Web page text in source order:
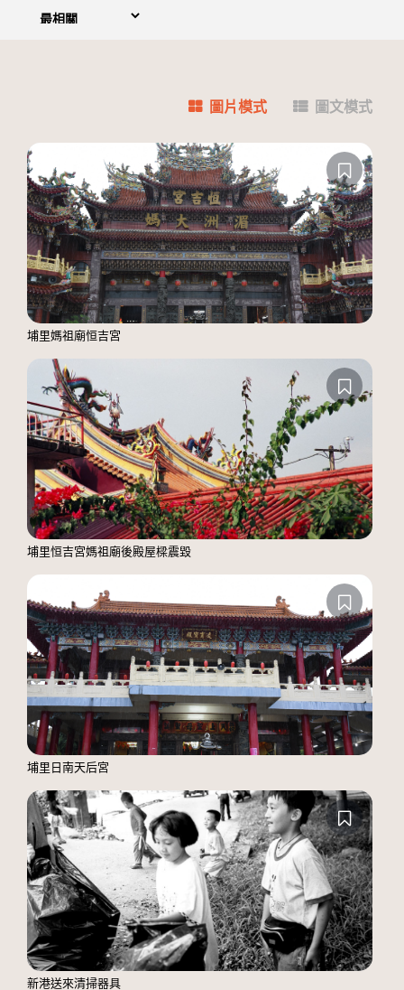
圖片模式 圖文模式
埔里媽祖廟恒吉宮
埔里恒吉宮媽祖廟後殿屋樑震毀
埔里日南天后宮
新港送來清掃器具